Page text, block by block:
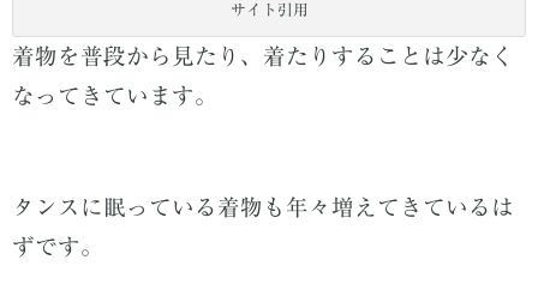
サイト引用
着物を普段から見たり、着たりすることは少なく
なってきています。
タンスに眠っている着物も年々増えてきているは
ずです。